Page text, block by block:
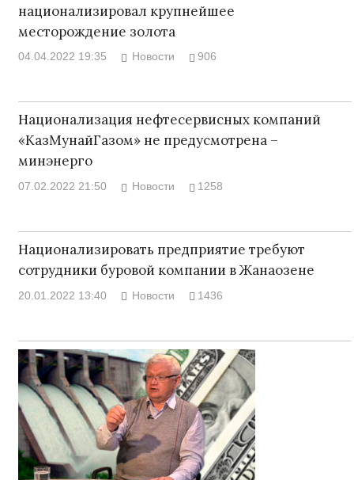
национализировал крупнейшее
месторождение золота
04.04.2022 19:35 Новости 906
Национализация нефтесервисных компаний
«КазМунайГазом» не предусмотрена –
минэнерго
07.02.2022 21:50 Новости 1258
Национализировать предприятие требуют
сотрудники буровой компании в Жанаозене
20.01.2022 13:40 Новости 1436